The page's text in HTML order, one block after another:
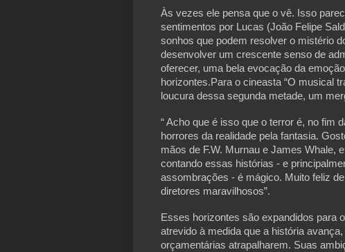
Às vezes ele pensa que o vê. Isso
sentimentos por Lucas (João Felipe
sonhos que podem resolver o mistério
desenvolver um crescente senso de
oferecer, uma bela evocação da
horizontes.Para o cineasta “O musical
loucura dessa segunda metade, um
“ Acho que é isso que o terror é, no fim
horrores da realidade pela fantasia.
mãos de F.W. Murnau e James Whale,
contando essas histórias - e
assombrações - é mágico. Muito feliz
diretores maravilhosos”.
Esses horizontes são expandidos para
atrevido à medida que a história
orçamentárias atrapalharem. Suas